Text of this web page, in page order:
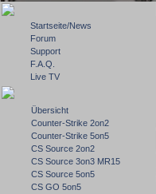
Startseite/News
Forum
Support
F.A.Q.
Live TV
Übersicht
Counter-Strike 2on2
Counter-Strike 5on5
CS Source 2on2
CS Source 3on3 MR15
CS Source 5on5
CS GO 5on5